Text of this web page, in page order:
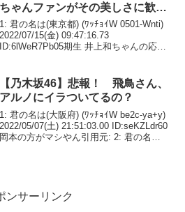
ちゃんファンがその美しさに歓
喜！！！！
1: 君の名は(東京都) (ﾜｯﾁｮｲW 0501-Wnti)
2022/07/15(金) 09:47:16.73
ID:6lWeR7Pb05期生 井上和ちゃんの応援
【乃木坂46】悲報！ 飛鳥さん、
アルノにイラついてるの？
1: 君の名は(大阪府) (ﾜｯﾁｮｲW be2c-ya+y)
2022/05/07(土) 21:51:03.00 ID:seKZLdr60
岡本の方がマシやん引用元: 2: 君の名は
ンサーリンク